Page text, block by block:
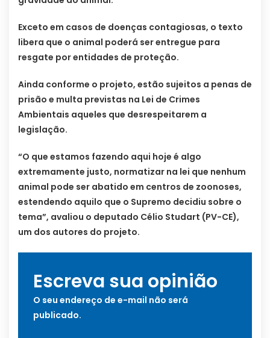
Exceto em casos de doenças contagiosas, o texto
libera que o animal poderá ser entregue para
resgate por entidades de proteção.
Ainda conforme o projeto, estão sujeitos a penas de
prisão e multa previstas na Lei de Crimes
Ambientais aqueles que desrespeitarem a
legislação.
“O que estamos fazendo aqui hoje é algo
extremamente justo, normatizar na lei que nenhum
animal pode ser abatido em centros de zoonoses,
estendendo aquilo que o Supremo decidiu sobre o
tema”, avaliou o deputado Célio Studart (PV-CE),
um dos autores do projeto.
Escreva sua opinião
O seu endereço de e-mail não será
publicado.